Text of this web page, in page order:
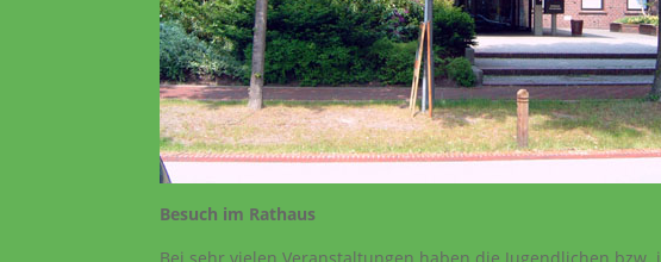
Besuch im Rathaus